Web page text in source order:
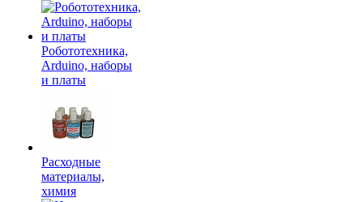
Робототехника,
Arduino, наборы
и платы
Расходные
материалы,
химия